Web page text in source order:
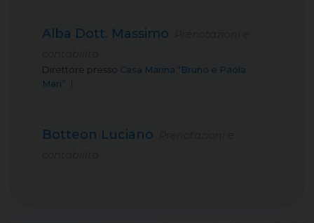
Alba Dott. Massimo
Direttore presso Casa Marina “Bruno e Paola
Mari”
Botteon Luciano